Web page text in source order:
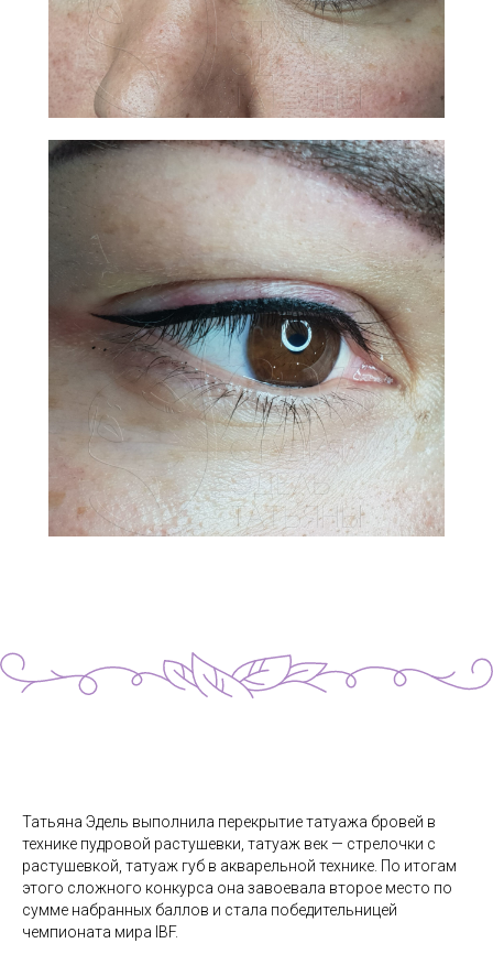
Татьяна Эдель выполнила перекрытие татуажа бровей в
технике пудровой растушевки, татуаж век — стрелочки с
растушевкой, татуаж губ в акварельной технике. По итогам
этого сложного конкурса она завоевала второе место по
сумме набранных баллов и стала победительницей
чемпионата мира IBF.